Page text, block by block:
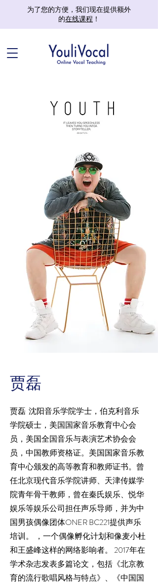
为了您的方便，我们现在提供额外
的在线课程 ！
贾磊
贾磊 沈阳音乐学院学士，伯克利音乐
学院硕士，美国国家音乐教育中心会
员，美国全国音乐与表演艺术协会会
员，中国教师资格证。美国国家音乐教
育中心颁发的高等教育和教师证书。曾
任北京现代音乐学院讲师、天津传媒学
院青年骨干教师，曾在秦氏娱乐、悦华
娱乐等娱乐公司担任声乐导师，并为中
国男孩偶像团体ONER BC221提供声乐
培训。 ，一个偶像孵化计划和像麦小杜
和王盛峰这样的网络影响者。 2017年在
学术杂志发表多篇论文，包括《北京教
育的流行歌唱风格与特点》、《中国国